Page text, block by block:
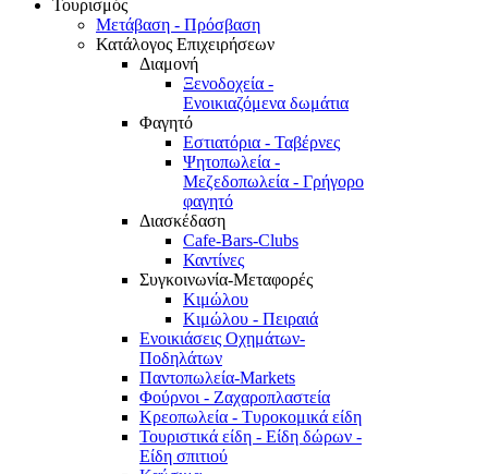
Τουρισμός
Μετάβαση - Πρόσβαση
Κατάλογος Επιχειρήσεων
Διαμονή
Ξενοδοχεία -
Ενοικιαζόμενα δωμάτια
Φαγητό
Εστιατόρια - Ταβέρνες
Ψητοπωλεία -
Μεζεδοπωλεία - Γρήγορο
φαγητό
Διασκέδαση
Cafe-Bars-Clubs
Καντίνες
Συγκοινωνία-Μεταφορές
Κιμώλου
Κιμώλου - Πειραιά
Ενοικιάσεις Οχημάτων-
Ποδηλάτων
Παντοπωλεία-Markets
Φούρνοι - Ζαχαροπλαστεία
Κρεοπωλεία - Τυροκομικά είδη
Τουριστικά είδη - Είδη δώρων -
Είδη σπιτιού